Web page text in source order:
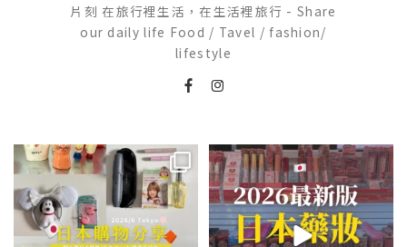
片刻 在旅行裡生活，在生活裡旅行 - Share
our daily life Food / Tavel / fashion/
lifestyle
💭留言「免費」傳日本藥妝店/百
貨/機場/Donki/折價券給你...
555 52
2026🇯🇵日本藥妝店必買什麼
日本最近紅什麼？...
123 20